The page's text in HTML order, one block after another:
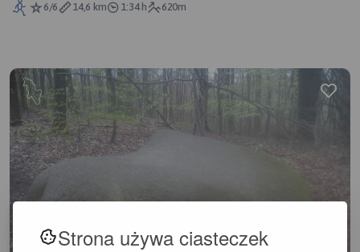
Strona używa ciasteczek
6/6
14,6 km 1:34 h 620m